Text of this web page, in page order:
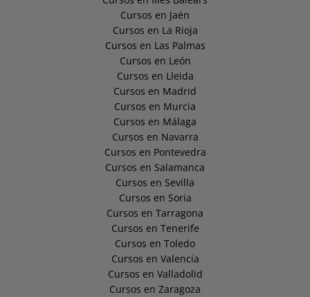
Cursos en Jaén
Cursos en La Rioja
Cursos en Las Palmas
Cursos en León
Cursos en Lleida
Cursos en Madrid
Cursos en Murcia
Cursos en Málaga
Cursos en Navarra
Cursos en Pontevedra
Cursos en Salamanca
Cursos en Sevilla
Cursos en Soria
Cursos en Tarragona
Cursos en Tenerife
Cursos en Toledo
Cursos en Valencia
Cursos en Valladolid
Cursos en Zaragoza